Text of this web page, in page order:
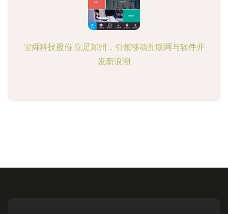
宝舜科技股份 立足郑州，引领移动互联网与软件开
发新浪潮